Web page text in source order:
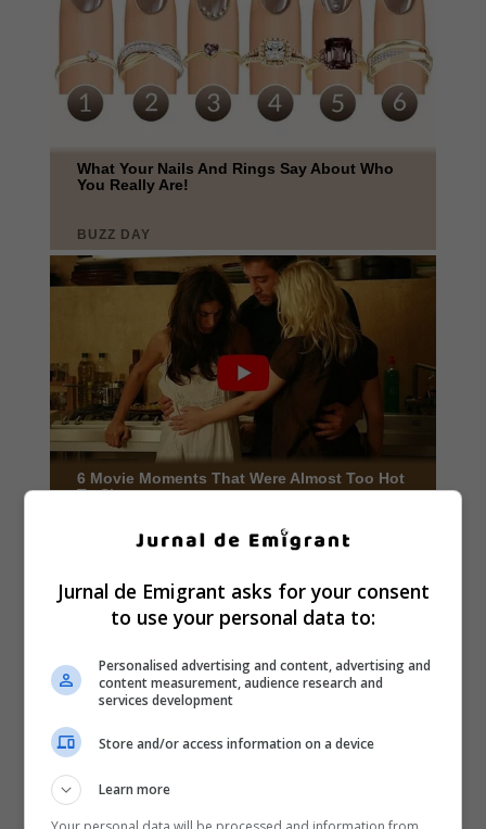
Jurnal de Emigrant asks for your consent
to use your personal data to:
Personalised advertising and content, advertising and
content measurement, audience research and
services development
Store and/or access information on a device
Learn more